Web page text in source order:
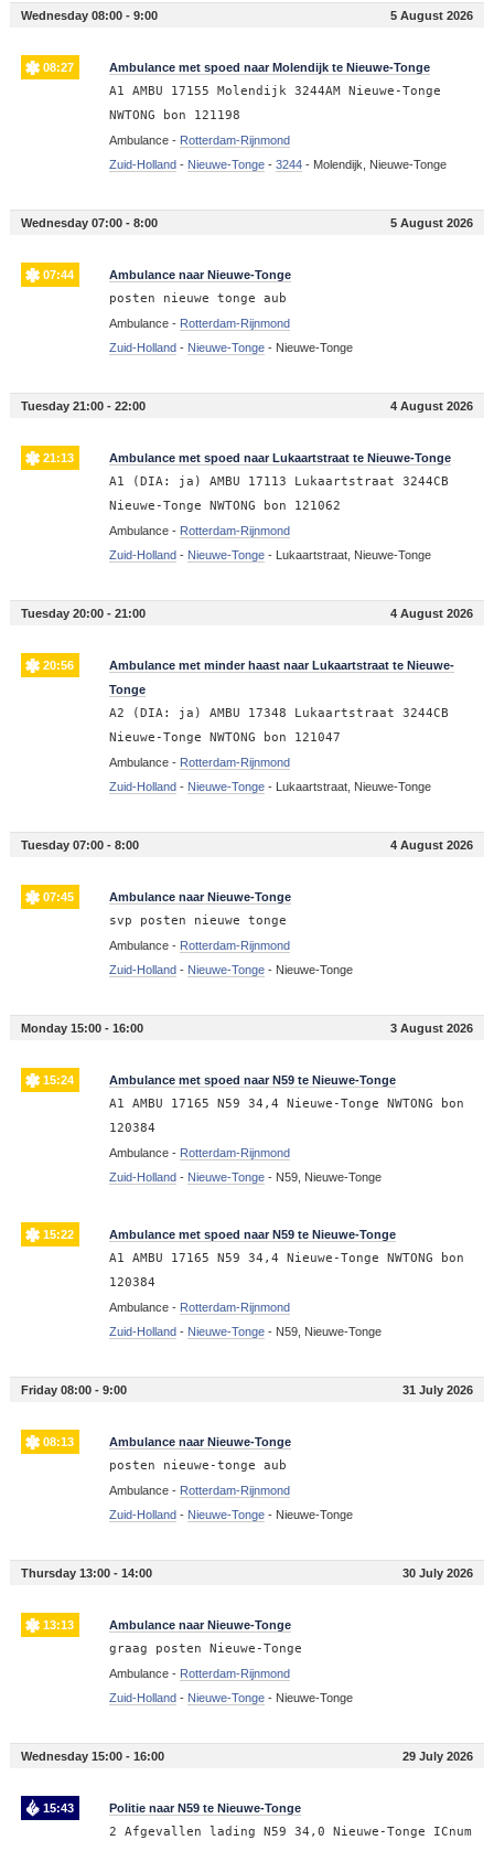
Wednesday 08:00 - 9:00 5 August 2026
08:27 Ambulance met spoed naar Molendijk te Nieuwe-Tonge
A1 AMBU 17155 Molendijk 3244AM Nieuwe-Tonge
NWTONG bon 121198
Ambulance - Rotterdam-Rijnmond
Zuid-Holland- Nieuwe-Tonge- 3244- Molendijk, Nieuwe-Tonge
Wednesday 07:00 - 8:00 5 August 2026
07:44 Ambulance naar Nieuwe-Tonge
posten nieuwe tonge aub
Ambulance - Rotterdam-Rijnmond
Zuid-Holland- Nieuwe-Tonge- Nieuwe-Tonge
Tuesday 21:00 - 22:00 4 August 2026
21:13 Ambulance met spoed naar Lukaartstraat te Nieuwe-Tonge
A1 (DIA: ja) AMBU 17113 Lukaartstraat 3244CB
Nieuwe-Tonge NWTONG bon 121062
Ambulance - Rotterdam-Rijnmond
Zuid-Holland- Nieuwe-Tonge- Lukaartstraat, Nieuwe-Tonge
Tuesday 20:00 - 21:00 4 August 2026
20:56
Ambulance met minder haast naar Lukaartstraat te Nieuwe-
Tonge
A2 (DIA: ja) AMBU 17348 Lukaartstraat 3244CB
Nieuwe-Tonge NWTONG bon 121047
Ambulance - Rotterdam-Rijnmond
Zuid-Holland- Nieuwe-Tonge- Lukaartstraat, Nieuwe-Tonge
Tuesday 07:00 - 8:00 4 August 2026
07:45 Ambulance naar Nieuwe-Tonge
svp posten nieuwe tonge
Ambulance - Rotterdam-Rijnmond
Zuid-Holland- Nieuwe-Tonge- Nieuwe-Tonge
Monday 15:00 - 16:00 3 August 2026
15:24 Ambulance met spoed naar N59 te Nieuwe-Tonge
A1 AMBU 17165 N59 34,4 Nieuwe-Tonge NWTONG bon
120384
Ambulance - Rotterdam-Rijnmond
Zuid-Holland- Nieuwe-Tonge- N59, Nieuwe-Tonge
15:22 Ambulance met spoed naar N59 te Nieuwe-Tonge
A1 AMBU 17165 N59 34,4 Nieuwe-Tonge NWTONG bon
120384
Ambulance - Rotterdam-Rijnmond
Zuid-Holland- Nieuwe-Tonge- N59, Nieuwe-Tonge
Friday 08:00 - 9:00 31 July 2026
08:13 Ambulance naar Nieuwe-Tonge
posten nieuwe-tonge aub
Ambulance - Rotterdam-Rijnmond
Zuid-Holland- Nieuwe-Tonge- Nieuwe-Tonge
Thursday 13:00 - 14:00 30 July 2026
13:13 Ambulance naar Nieuwe-Tonge
graag posten Nieuwe-Tonge
Ambulance - Rotterdam-Rijnmond
Zuid-Holland- Nieuwe-Tonge- Nieuwe-Tonge
Wednesday 15:00 - 16:00 29 July 2026
15:43 Politie naar N59 te Nieuwe-Tonge
2 Afgevallen lading N59 34,0 Nieuwe-Tonge ICnum